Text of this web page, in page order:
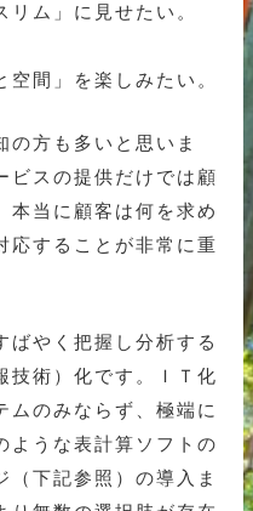
ム」に見せたい。
間」を楽しみたい。
方も多いと思いま
ビスの提供だけでは顧
本当に顧客は何を求め
応することが非常に重
やく把握し分析する
技術）化です。ＩＴ化
ムのみならず、極端に
ような表計算ソフトの
（下記参照）の導入ま